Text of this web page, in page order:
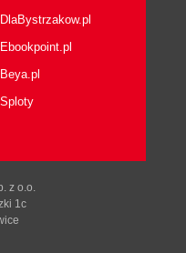
DlaBystrzakow.pl
Ebookpoint.pl
Beya.pl
Sploty
z o.o.
1c